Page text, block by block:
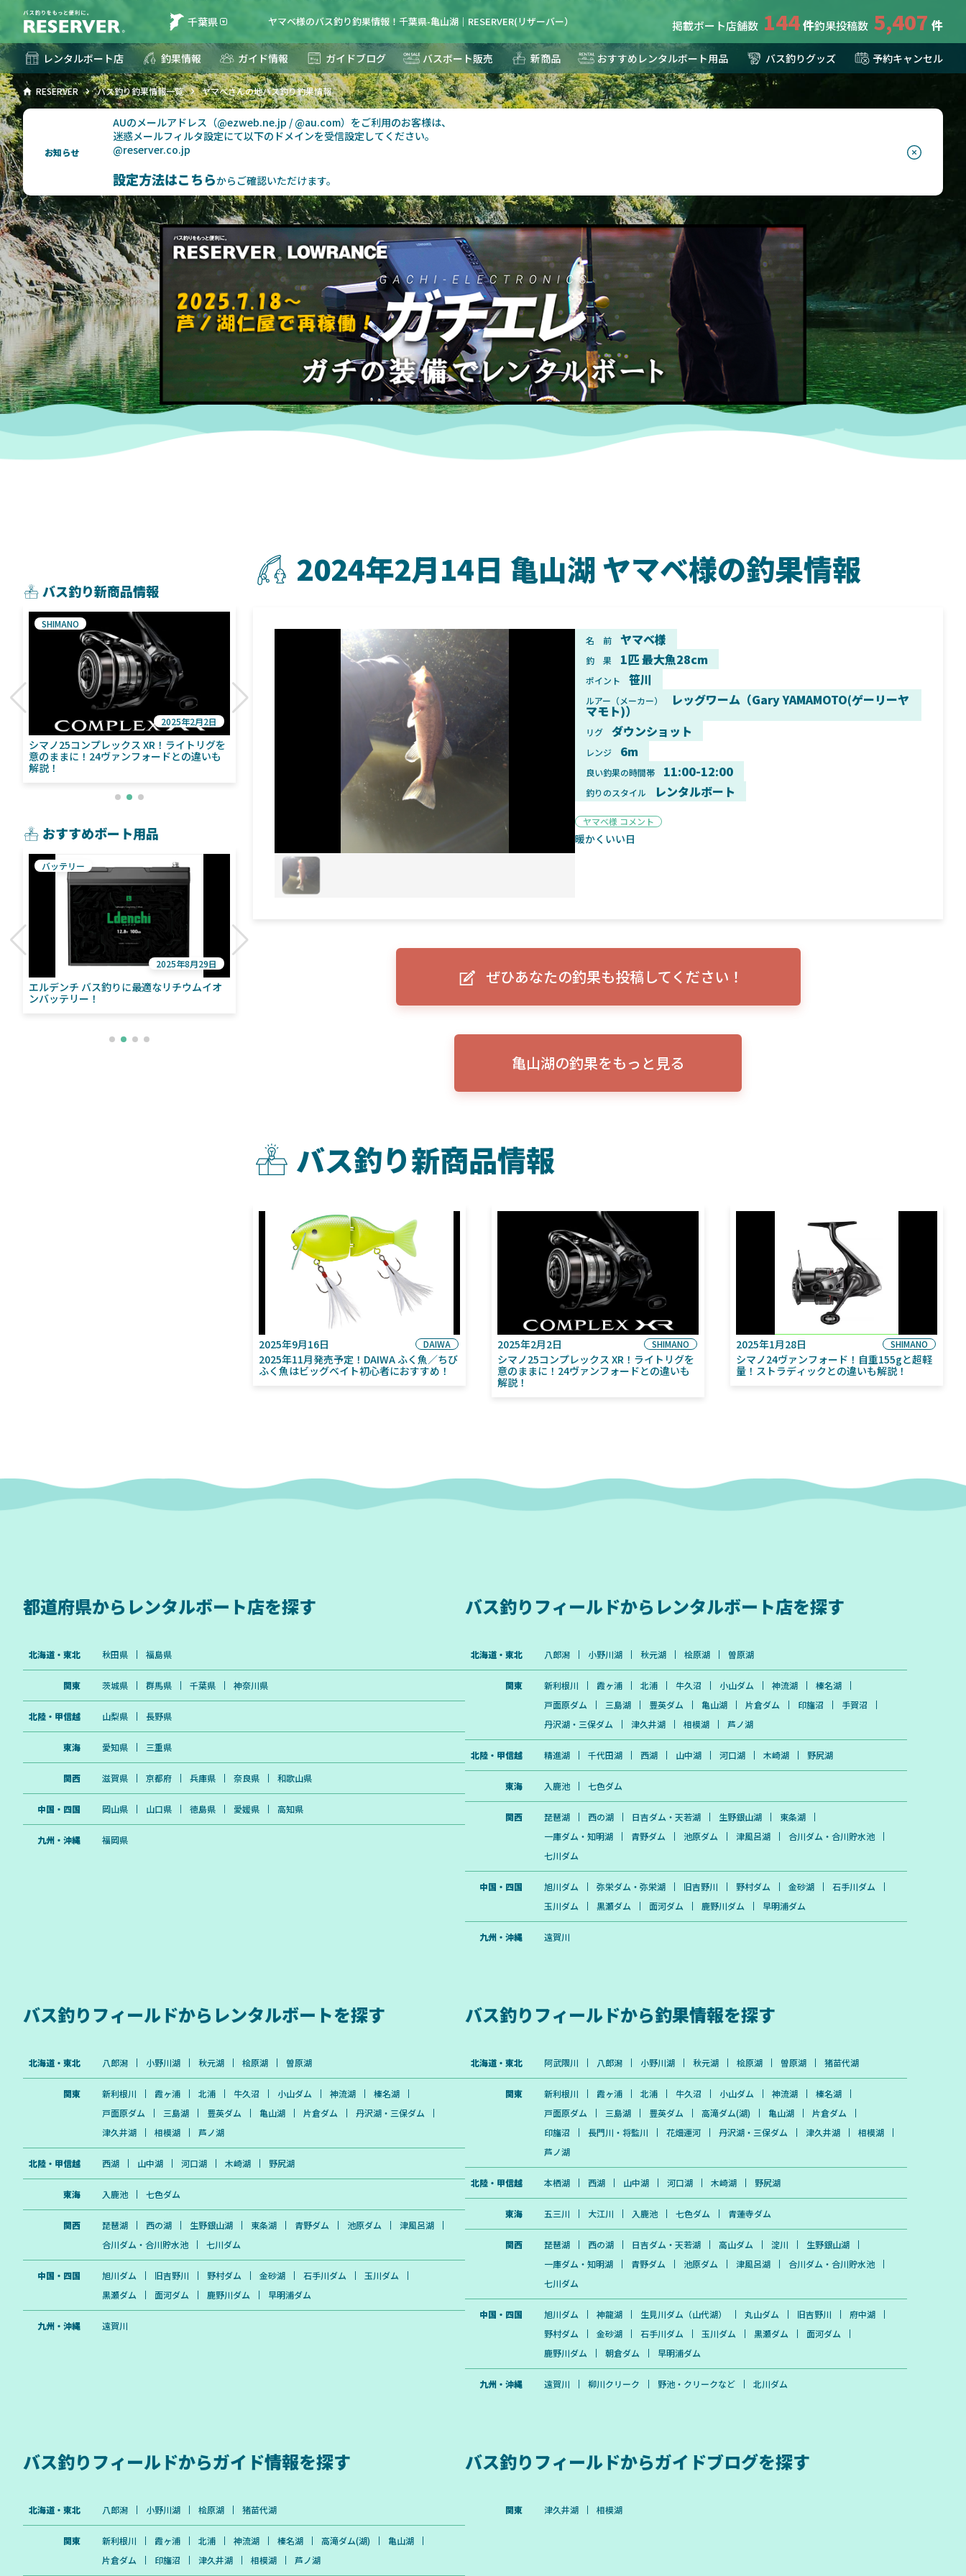
千葉県 ヤマベ様のバス釣り釣果情報！千葉県-亀山湖｜RESERVER(リザーバー） 掲載ボート店舗数 144 釣果投稿数 5,407
レンタルボート店 釣果情報 ガイド情報 ガイドブログ バスボート販売 新商品 おすすめレンタルボート用品 バス釣りグッズ 予約キャンセル
RESERVER バス釣り釣果情報一覧 ヤマベさんの地バス釣り釣果情報
お知らせ
AUのメールアドレス（@ezweb.ne.jp / @au.com）をご利用のお客様は、
迷惑メールフィルタ設定にて以下のドメインを受信設定してください。
@reserver.co.jp
設定方法はこちらからご確認いただけます。
2024年2月14日 亀山湖 ヤマベ様の釣果情報
名 前 ヤマベ様
釣 果 1匹 最大魚28cm
ポイント 笹川
ルアー（メーカー） レッグワーム（Gary YAMAMOTO(ゲーリーヤ
マモト)）
リグ ダウンショット
レンジ 6m
良い釣果の時間帯 11:00-12:00
釣りのスタイル レンタルボート
ヤマベ様 コメント
暖かくいい日
ぜひあなたの釣果も投稿してください！
亀山湖の釣果をもっと見る
バス釣り新商品情報
2025年9月16日 DAIWA
2025年11月発売予定！DAIWA ふく魚／ちび
ふく魚はビッグベイト初心者におすすめ！
2025年2月2日 SHIMANO
シマノ25コンプレックス XR！ライトリグを
意のままに！24ヴァンフォードとの違いも
解説！
2025年1月28日 SHIMANO
シマノ24ヴァンフォード！自重155gと超軽
量！ストラディックとの違いも解説！
バス釣り新商品情報
シマノ25コンプレックス XR！ライトリグを
意のままに！24ヴァンフォードとの違いも
解説！
SHIMANO
2025年2月2日
シマノ24ヴァンフォード！自重155gと超軽
量！ストラディックとの違いも解説！
2025年1月28日
2025年11月発売予定！DAIWA ふく魚／ちび
ふく魚はビッグベイト初心者におすすめ！
2025年9月16日
解説！
2025年2月2日
おすすめボート用品
エルデンチ バス釣りに最適なリチウムイオ
ンバッテリー！
バッテリー
2025年8月29日
ライブソナーをより身近に！HOOK REVEAL
魚探
ELowrance EAGLE 7/9インチ トリプルショ
ローランス イーグルアイ（EAGLE EYE）イ
ンプレ！ガーミンとの比較も併せてご説明い
たします
都道府県から レンタルボート店を探す
北海道・東北 秋田県 福島県
関東 茨城県 群馬県 千葉県 神奈川県
北陸・甲信越 山梨県 長野県
東海 愛知県 三重県
関西 滋賀県 京都府 兵庫県 奈良県 和歌山県
中国・四国 岡山県 山口県 徳島県 愛媛県 高知県
九州・沖縄 福岡県
バス釣りフィールドから レンタルボート店を探す
北海道・東北 八郎潟 小野川湖 秋元湖 桧原湖 曽原湖
関東 新利根川 霞ヶ浦 北浦 牛久沼 小山ダム 神流湖
榛名湖
戸面原ダム
三島湖 豊英ダム 亀山湖 片倉ダム 印旛沼
手賀沼
丹沢湖・三保ダム
津久井湖 相模湖 芦ノ湖
北陸・甲信越 精進湖 千代田湖 西湖 山中湖 河口湖 木崎湖 野尻湖
東海 入鹿池 七色ダム
関西 琵琶湖 西の湖 日吉ダム・天若湖 生野銀山湖
東条湖
一庫ダム・知明湖
青野ダム 池原ダム 津風呂湖
合川ダム・合川貯水池
七川ダム
中国・四国 旭川ダム 弥栄ダム・弥栄湖 旧吉野川 野村ダム 金砂湖
石手川ダム
玉川ダム
黒瀬ダム 面河ダム 鹿野川ダム 早明浦ダム
九州・沖縄 遠賀川
バス釣りフィールドから レンタルボートを探す
北海道・東北 八郎潟 小野川湖 秋元湖 桧原湖 曽原湖
関東 新利根川 霞ヶ浦 北浦 牛久沼 小山ダム 神流湖
榛名湖
戸面原ダム
三島湖 豊英ダム 亀山湖 片倉ダム
丹沢湖・三保ダム
津久井湖
相模湖 芦ノ湖
北陸・甲信越 西湖 山中湖 河口湖 木崎湖 野尻湖
東海 入鹿池 七色ダム
関西 琵琶湖 西の湖 生野銀山湖 東条湖 青野ダム 池原ダム
津風呂湖
合川ダム・合川貯水池
七川ダム
中国・四国 旭川ダム 旧吉野川 野村ダム 金砂湖 石手川ダム
玉川ダム
黒瀬ダム
面河ダム 鹿野川ダム 早明浦ダム
九州・沖縄 遠賀川
バス釣りフィールドから釣果情報を探す
北海道・東北 阿武隈川 八郎潟 小野川湖 秋元湖 桧原湖 曽原湖 猪苗代湖
関東 新利根川 霞ヶ浦 北浦 牛久沼 小山ダム 神流湖
榛名湖
戸面原ダム
三島湖 豊英ダム 高滝ダム(湖) 亀山湖
片倉ダム
印旛沼
長門川・将監川 花畑運河 丹沢湖・三保ダム 津久井湖
相模湖
芦ノ湖
北陸・甲信越 本栖湖 西湖 山中湖 河口湖 木崎湖 野尻湖
東海 五三川 大江川 入鹿池 七色ダム 青蓮寺ダム
関西 琵琶湖 西の湖 日吉ダム・天若湖 高山ダム 淀川
生野銀山湖
一庫ダム・知明湖
青野ダム 池原ダム 津風呂湖
合川ダム・合川貯水池
七川ダム
中国・四国 旭川ダム 神龍湖 生見川ダム（山代湖） 丸山ダム 旧吉野川
府中湖
野村ダム
金砂湖 石手川ダム 玉川ダム 黒瀬ダム
面河ダム
鹿野川ダム
朝倉ダム 早明浦ダム
九州・沖縄 遠賀川 柳川クリーク 野池・クリークなど 北川ダム
バス釣りフィールドからガイド情報を探す
北海道・東北 八郎潟 小野川湖 桧原湖 猪苗代湖
関東 新利根川 霞ヶ浦 北浦 神流湖 榛名湖 高滝ダム(湖)
亀山湖
片倉ダム
印旛沼 津久井湖 相模湖 芦ノ湖
バス釣りフィールドからガイドブログを探す
関東 津久井湖 相模湖